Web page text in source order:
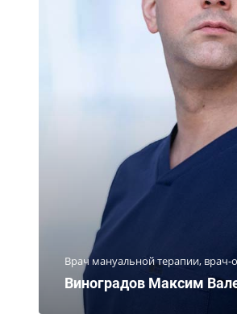
Врач мануальной терапии, врач-
Виноградов Максим